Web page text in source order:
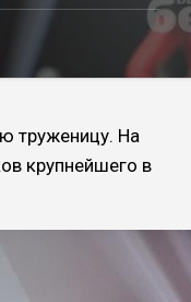
труженицу. На
крупнейшего в